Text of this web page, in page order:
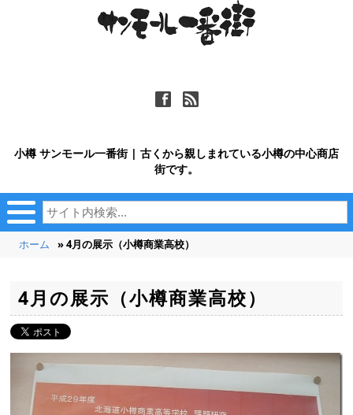
ä ñ
小樽 サンモール一番街 | 古くから親しまれている小樽の中心商店
街です。
ホーム » 4月の展示（小樽商業高校）
4月の展示（小樽商業高校）